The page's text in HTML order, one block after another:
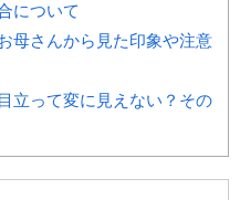
について
母さんから見た印象や注意
立って変に見えない？その